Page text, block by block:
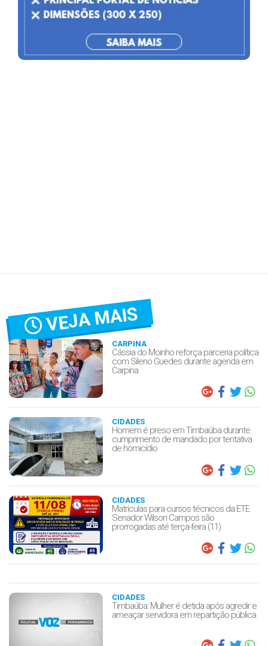
VEJA MAIS
CARPINA
Cássia do Moinho reforça parceria política
com Sileno Guedes durante agenda em
Carpina
CIDADES
Homem é preso em Timbaúba durante
cumprimento de mandado por tentativa
de homicídio
CIDADES
Matrículas para cursos técnicos da ETE
Senador Wilson Campos são
prorrogadas até terça-feira (11)
CIDADES
Timbaúba: Mulher é detida após agredir e
ameaçar servidora em repartição pública